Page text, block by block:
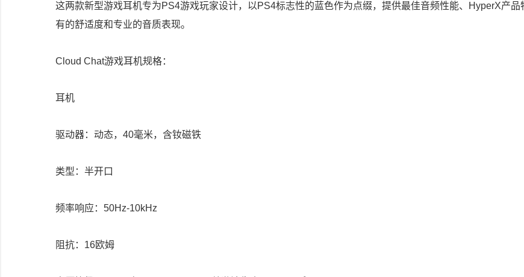
这两款新型游戏耳机专为PS4游戏玩家设计，以PS4标志性的蓝色作为点缀，提供最佳音频性能、HyperX产品
有的舒适度和专业的音质表现。
Cloud Chat游戏耳机规格：
耳机
驱动器：动态，40毫米，含钕磁铁
类型：半开口
频率响应：50Hz-10kHz
阻抗：16欧姆